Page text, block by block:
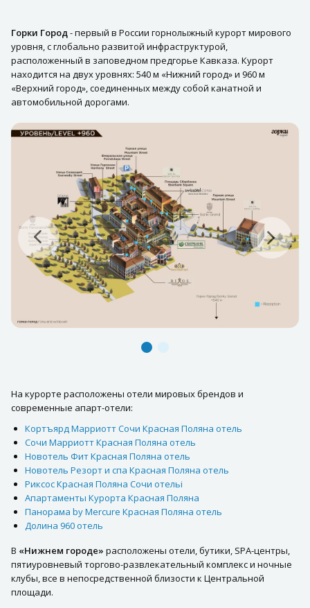
Горки Город- первый в России горнолыжный курорт мирового
уровня, с глобально развитой инфраструктурой,
расположенный в заповедном предгорье Кавказа. Курорт
находится на двух уровнях: 540 м «Нижний город» и 960 м
«Верхний город», соединенных между собой канатной и
автомобильной дорогами.
На курорте расположены отели мировых брендов и
современные апарт-отели:
Кортъярд Марриотт Сочи Красная Поляна отель
Сочи Марриотт Красная Поляна отель
Новотель Фит Красная Поляна отель
Новотель Резорт и спа Красная Поляна отель
Риксос Красная Поляна Сочи отельi
Апартаменты Курорта Красная Поляна
Панорама by Mercure Красная Поляна отель
Долина 960 отель
В «Нижнем городе» расположены отели, бутики, SPA-центры,
пятиуровневый торгово-развлекательный комплекс и ночные
клубы, все в непосредственной близости к Центральной
площади.